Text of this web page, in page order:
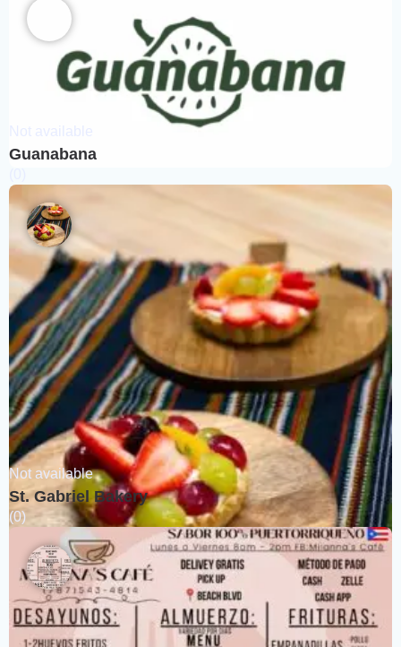
Guanabana
Not available
St. Gabriel Bakery
(0)